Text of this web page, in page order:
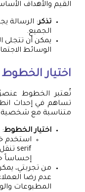
القيم والأهداف
تذكر: الرسالة
الجميع.
يمكن أن تتجلى
الوسائط
اختيار
تُعتبر الخطوط
تساهم في إحداث
متناسبة مع شخصية
اختيار الخطوط:
استخدم
إحساساً
من تجربتي،
عدم رضا
المطبوعات